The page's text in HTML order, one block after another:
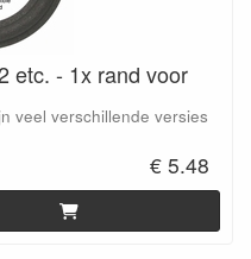
etc. - 1x rand voor
veel verschillende versies
€ 5.48